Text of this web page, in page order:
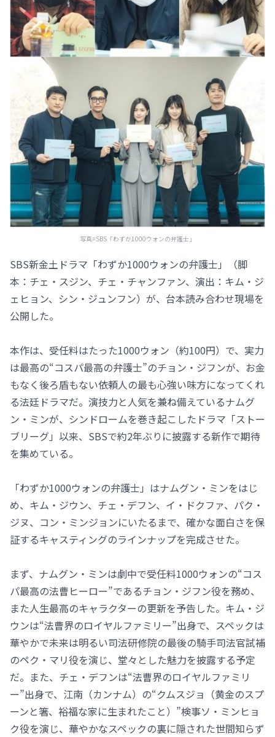
写真=SBS「わずか1000ウォンの弁護士」
SBS新金土ドラマ「わずか1000ウォンの弁護士」（脚
本：チェ・スジン、チェ・チャンファン、演出：キム・ジ
ェヒョン、シン・ジュンフン）が、台本読み合わせ現場を
公開した。
本作は、受任料はたった1000ウォン（約100円）で、実力
は最高の“コスパ最高の弁護士”のチョン・ジフンが、お金
もなく後ろ盾もない依頼人の最も心強い味方になってくれ
る法廷ドラマだ。演技力と人気を兼ね備えているナムグ
ン・ミンが、シンドロームを巻き起こしたドラマ「ストー
ブリーグ」以来、SBSで約2年ぶりに披露する新作で期待
を集めている。
「わずか1000ウォンの弁護士」はナムグン・ミンをはじ
め、キム・ジウン、チェ・デフン、イ・ドクファ、パク・
ジヌ、コン・ミンジョンにいたるまで、確かな面白さを保
証するキャスティングのラインナップを完成させた。
まず、ナムグン・ミンは劇中で受任料1000ウォンの“コス
パ最高の法曹ヒーロー”であるチョン・ジフン役を務め、
また人生最高のキャラクターの更新を予告した。キム・ジ
ウンは“法曹界のロイヤルファミリー”出身で、スペックは
華やかで未来は明るい司法研修院の最後の騎手司法官試補
のペク・マリ役を演じ、堂々とした魅力を披露する予定
だ。また、チェ・デフンは“法曹界のロイヤルファミリ
ー”出身で、江南（カンナム）の“クムスジョ（黄金のスプ
ーンと箸、裕福な家に生まれたこと）”検事ソ・ミンヒョ
ク役を演じ、華やかなスペックの裏に隠された世間知らず